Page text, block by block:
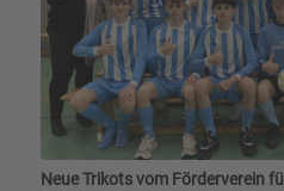
Neue Trikots vom Förderverein